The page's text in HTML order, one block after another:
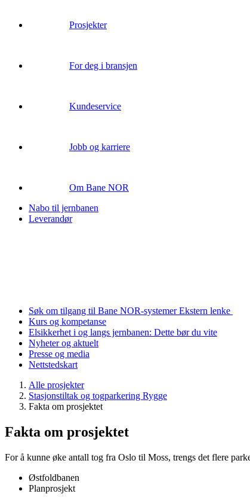
Prosjekter
For deg i bransjen
Kundeservice
Jobb og karriere
Om Bane NOR
Nabo til jernbanen
Leverandør
Søk om tilgang til Bane NOR-systemerEkstern lenke
Kurs og kompetanse
Elsikkerhet i og langs jernbanen: Dette bør du vite
Nyheter og aktuelt
Presse og media
Nettstedskart
Alle prosjekter
Stasjonstiltak og togparkering Rygge
Fakta om prosjektet
Fakta om prosjektet
For å kunne øke antall tog fra Oslo til Moss, trengs det flere
Østfoldbanen
Planprosjekt